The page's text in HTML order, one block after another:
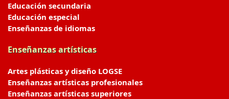
Educación secundaria
Educación especial
Enseñanzas de idiomas
Enseñanzas artísticas
Artes plásticas y diseño LOGSE
Enseñanzas artísticas profesionales
Enseñanzas artísticas superiores